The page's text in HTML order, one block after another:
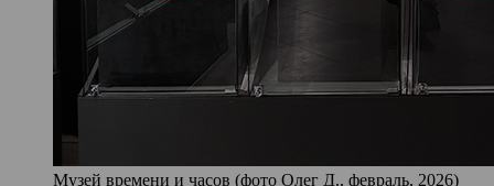
Музей времени и часов (фото Олег Д., февраль, 2026)